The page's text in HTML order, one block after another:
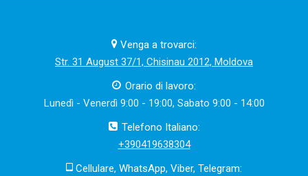
Venga a trovarci:
Str. 31 August 37/1, Chisinau 2012, Moldova
Orario di lavoro:
Lunedì - Venerdì 9:00 - 19:00, Sabato 9:00 - 14:00
Telefono Italiano:
+390419638304
Cellulare, WhatsApp, Viber, Telegram: